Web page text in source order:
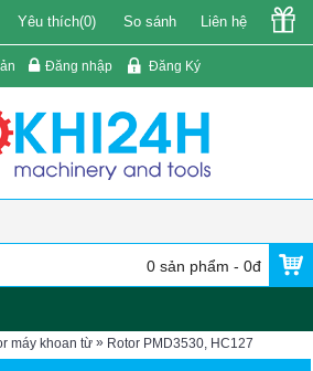
Yêu thích(0) So sánh Liên hệ
Đăng nhập Đăng Ký
0 sản phẩm - 0đ
máy khoan từ » Rotor PMD3530, HC127